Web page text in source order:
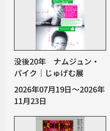
没後20年 ナムジュン・
パイク｜じゅげむ展
2026年07月19日～2026年
11月23日